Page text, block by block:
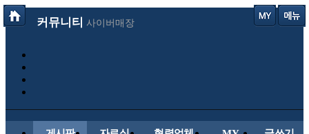
커뮤니티 사이버매장